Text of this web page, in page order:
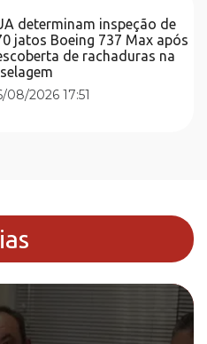
determinam inspeção de
jatos Boeing 737 Max após
de rachaduras na
08/2026 17:51